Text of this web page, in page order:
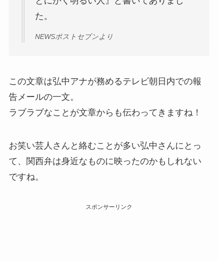
た。
NEWSポストセブンより
この文章は弘中アナが務めるテレビ朝日内での報
告メールの一文。
ラブラブなことが文章からも伝わってきますね！
お笑い芸人さんと絡むことが多い弘中さんにとっ
て、関西弁は身近なものに映ったのかもしれない
ですね。
スポンサーリンク